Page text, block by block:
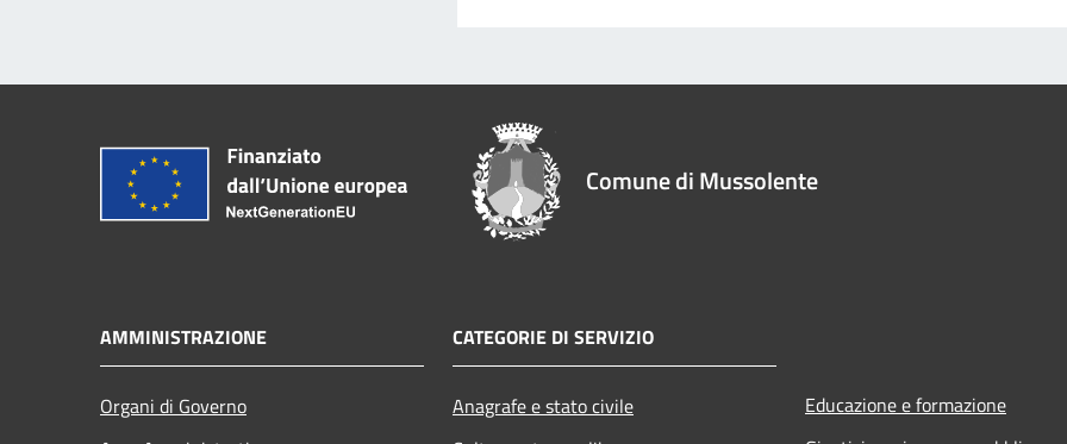
Comune di Mussolente
AMMINISTRAZIONE
Organi di Governo
CATEGORIE DI SERVIZIO
Anagrafe e stato civile
Educazione e formazione